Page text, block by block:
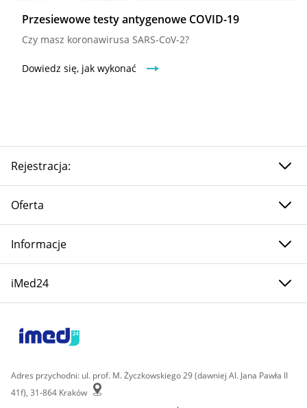
Przesiewowe testy antygenowe COVID-19
Czy masz koronawirusa SARS-CoV-2?
Dowiedz się, jak wykonać
Adres przychodni: ul. prof. M. Życzkowskiego 29 (dawniej Al. Jana Pawła II
41f), 31-864 Kraków
Rejestracja:
Oferta
Informacje
iMed24